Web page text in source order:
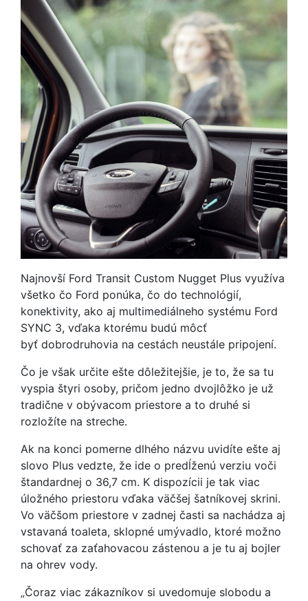
Najnovší Ford Transit Custom Nugget Plus využíva
všetko čo Ford ponúka, čo do technológií,
konektivity, ako aj multimediálneho systému Ford
SYNC 3, vďaka ktorému budú môcť
byť dobrodruhovia na cestách neustále pripojení.
Čo je však určite ešte dôležitejšie, je to, že sa tu
vyspia štyri osoby, pričom jedno dvojlôžko je už
tradične v obývacom priestore a to druhé si
rozložíte na streche.
Ak na konci pomerne dlhého názvu uvidíte ešte aj
slovo Plus vedzte, že ide o predĺženú verziu voči
štandardnej o 36,7 cm. K dispozícii je tak viac
úložného priestoru vďaka väčšej šatníkovej skrini.
Vo väčšom priestore v zadnej časti sa nachádza aj
vstavaná toaleta, sklopné umývadlo, ktoré možno
schovať za zaťahovacou zástenou a je tu aj bojler
na ohrev vody.
„Čoraz viac zákazníkov si uvedomuje slobodu a